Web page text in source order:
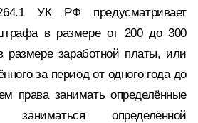
УК РФ предусматривает
в размере от 200 до 300
заработной платы, или
за период от одного года до
права занимать определённые
определённой